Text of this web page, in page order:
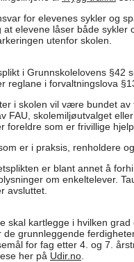
for elevenes sykler og
elevene låser både sykler
utenfor skolen.
i Grunnskolelovens §42
reglane i forvaltningslova
i skolen vil være bundet
FAU, skolemiljøutvalget
foreldre som er frivillige
er i praksis, renholdere
er blant annet å
om enkeltelever.
avsluttet.
skal kartlegge i hvilken
grunnleggende
for fag etter 4. og 7.
her på Udir.no